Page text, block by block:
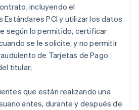
incluyendo el
Estándares PCI y utilizar los datos
según lo permitido, certificar
se le solicite, y no permitir
de Tarjetas de Pago
titular;
que están realizando una
antes, durante y después de